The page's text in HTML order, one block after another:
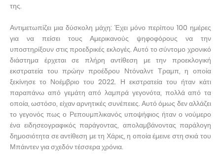
της.
Αντιμετωπίζει μια δύσκολη μάχη: Έχει μόνο περίπου 100 ημέρες
για να πείσει τους Αμερικανούς ψηφοφόρους να την
υποστηρίξουν στις προεδρικές εκλογές. Αυτό το σύντομο χρονικό
διάστημα έρχεται σε πλήρη αντίθεση με την προεκλογική
εκστρατεία του πρώην προέδρου Ντόναλντ Τραμπ, η οποία
ξεκίνησε το Νοέμβριο του 2022. Η εκστρατεία του ήταν κάτι
παραπάνω από γεμάτη από λαμπρά γεγονότα, πολλά από τα
οποία, ωστόσο, είχαν αρνητικές συνέπειες. Αυτό όμως δεν αλλάζει
το γεγονός πως ο Ρεπουμπλικανός υποψήφιος ήταν ο νούμερο
ένα ειδησεογραφικός παράγοντας, απολαμβάνοντας παράλογη
δημοσιότητα σε αντίθεση με τη Χάρις, η οποία έμεινε στη σκιά του
Μπάιντεν για σχεδόν τέσσερα χρόνια.